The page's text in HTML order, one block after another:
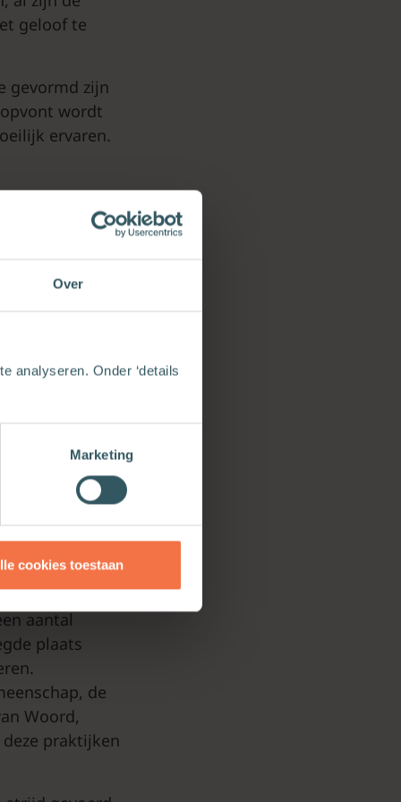
Over
analyseren. Onder ‘details
Marketing
cookies toestaan
geloof te
gevormd zijn
wordt
ervaren.
jongeren van
gezien
het
product van
aantal
plaats
de
Woord,
praktijken